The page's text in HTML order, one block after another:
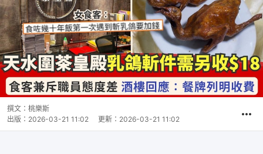
撰文： 桃樂斯
出版： 2026-03-21 11:02 更新： 2026-03-21 11:02